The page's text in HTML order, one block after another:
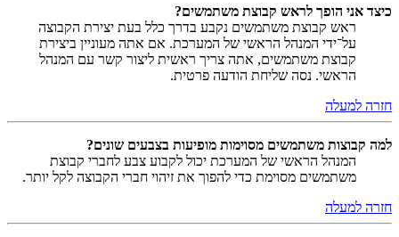
כיצד אני הופך לראש קבוצת משתמשים?
ראש קבוצת משתמשים נקבע בדרך כלל בעת יצירת הקבוצה
על־ידי המנהל הראשי של המערכת. אם אתה מעוניין ביצירת
קבוצת משתמשים, אתה צריך ראשית ליצור קשר עם המנהל
הראשי. נסה שליחת הודעה פרטית.
חזרה למעלה
למה קבוצות משתמשים מסוימות מופיעות בצבעים שונים?
המנהל הראשי של המערכת יכול לקבוע צבע לחברי קבוצת
משתמשים מסוימת כדי להפוך את זיהוי חברי הקבוצה לקל יותר.
חזרה למעלה